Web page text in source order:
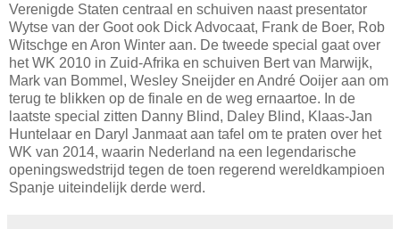
Verenigde Staten centraal en schuiven naast presentator
Wytse van der Goot ook Dick Advocaat, Frank de Boer, Rob
Witschge en Aron Winter aan. De tweede special gaat over
het WK 2010 in Zuid-Afrika en schuiven Bert van Marwijk,
Mark van Bommel, Wesley Sneijder en André Ooijer aan om
terug te blikken op de finale en de weg ernaartoe. In de
laatste special zitten Danny Blind, Daley Blind, Klaas-Jan
Huntelaar en Daryl Janmaat aan tafel om te praten over het
WK van 2014, waarin Nederland na een legendarische
openingswedstrijd tegen de toen regerend wereldkampioen
Spanje uiteindelijk derde werd.